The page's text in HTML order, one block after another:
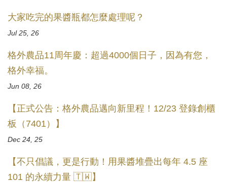
大家吃完的果醬瓶都怎麼處理呢？
Jul 25, 26
格外農品11周年慶：超過4000個日子，因為有您，
格外幸福。
Jun 08, 26
【正式公告：格外農品邁向新里程！12/23 登錄創櫃
板（7401）】
Dec 24, 25
【不只倡議，更是行動！用果醬堆疊出每年 4.5 座
101 的永續力量 🇹🇼】